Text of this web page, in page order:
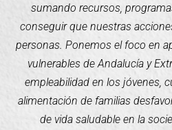
sumando recursos,
conseguir que nuestras
personas. Ponemos el foco en
vulnerables de Andalucía y
empleabilidad en los jóvenes,
alimentación de familias
de vida saludable en la